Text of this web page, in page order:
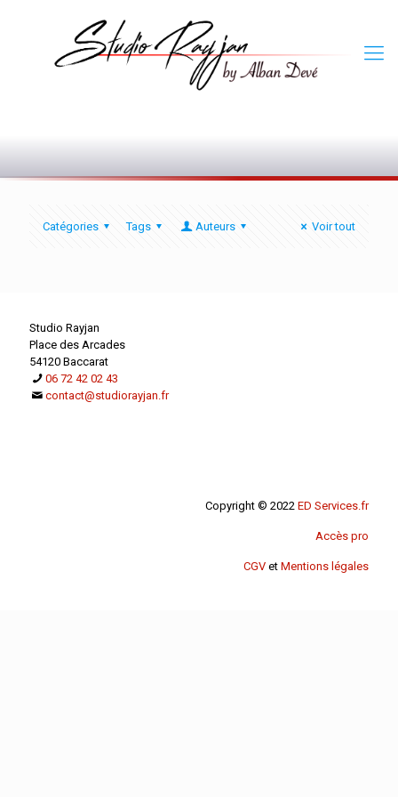
Catégories Tags Auteurs Voir tout
Studio Rayjan
Place des Arcades
54120 Baccarat
06 72 42 02 43
contact@studiorayjan.fr
Copyright © 2022 ED Services.fr
Accès pro
CGV et Mentions légales